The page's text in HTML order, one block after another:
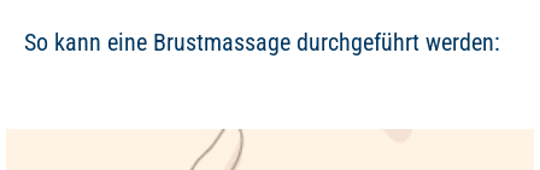
So kann eine Brustmassage durchgeführt werden: